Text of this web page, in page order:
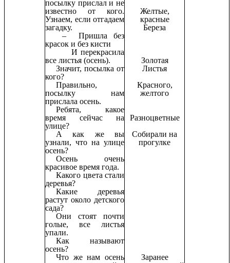
посылку прислал и не
известно от кого.
Узнаем, если отгадаем
загадку.
– Пришла без
красок и без кисти
И перекрасила
все листья (осень).
Значит, посылка от
кого?
Правильно,
посылку нам
прислала осень.
Ребята, какое
время сейчас на
улице?
А как же вы
узнали, что на улице
осень?
Осень очень
красивое время года.
Какого цвета стали
деревья?
Какие деревья
растут около детского
сада?
Они стоят почти
голые, все листья
упали.
Как называют
осень?
Что же нам осень
Желтые,
красные
Береза
Золотая
Листья
Красного,
желтого
Разноцветные
Собирали на
прогулке
Заранее